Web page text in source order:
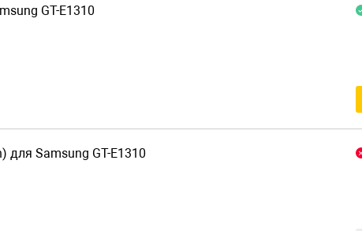
GT-E1310
для Samsung GT-E1310